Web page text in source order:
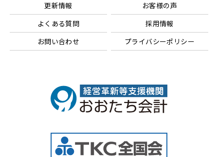
更新情報
お客様の声
よくある質問
採用情報
お問い合わせ
プライバシーポリシー